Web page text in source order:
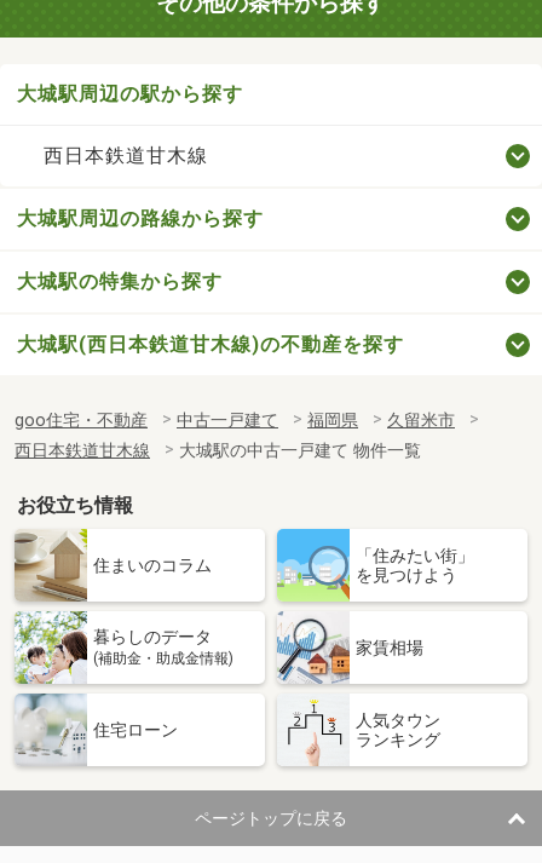
大城駅周辺の駅から探す
西日本鉄道甘木線
大城駅周辺の路線から探す
大城駅の特集から探す
大城駅(西日本鉄道甘木線)の不動産を探す
goo住宅・不動産 中古一戸建て 福岡県
久留米市
西日本鉄道甘木線
大城駅の中古一戸建て 物件一覧
お役立ち情報
住まいのコラム
「住みたい街」
を見つけよう
暮らしのデータ
(補助金・助成金情報)
家賃相場
住宅ローン
人気タウン
ランキング
ページトップに戻る